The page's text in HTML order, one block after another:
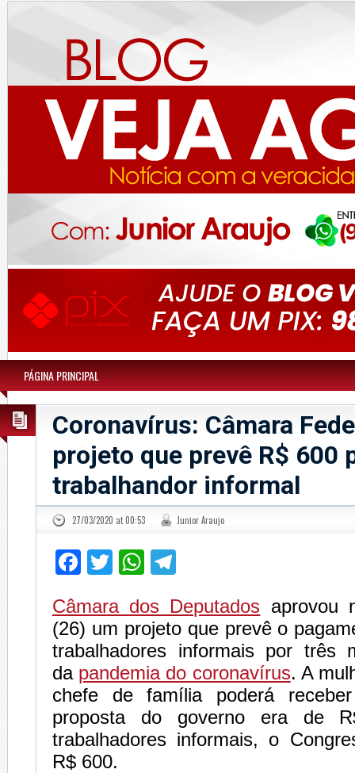
PÁGINA PRINCIPAL
Coronavírus: Câmara
projeto que prevê R$ 600
trabalhandor informal
27/03/2020 at 00:53 Junior Araujo
Facebook
TwitterWhatsApp
Câmara dos Deputados aprovou
(26) um projeto que prevê o
trabalhadores informais por três
da pandemia do coronavírus. A
chefe de família poderá
proposta do governo era de
trabalhadores informais, o
R$ 600.